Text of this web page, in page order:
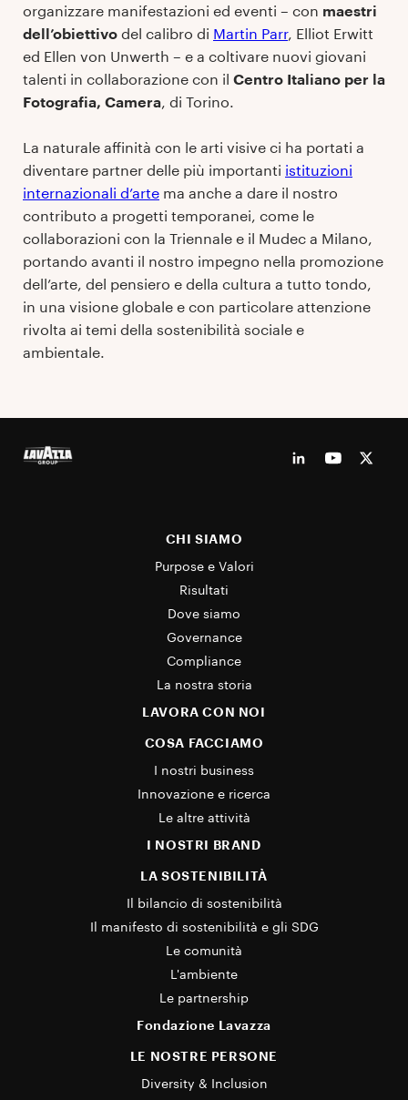
organizzare manifestazioni ed eventi – con maestri
dell’obiettivo del calibro di Martin Parr, Elliot Erwitt
ed Ellen von Unwerth – e a coltivare nuovi giovani
talenti in collaborazione con il Centro Italiano per la
Fotografia, Camera, di Torino.
La naturale affinità con le arti visive ci ha portati a
diventare partner delle più importanti istituzioni
internazionali d’arte ma anche a dare il nostro
contributo a progetti temporanei, come le
collaborazioni con la Triennale e il Mudec a Milano,
portando avanti il nostro impegno nella promozione
dell’arte, del pensiero e della cultura a tutto tondo,
in una visione globale e con particolare attenzione
rivolta ai temi della sostenibilità sociale e
ambientale.
CHI SIAMO
Purpose e Valori
Risultati
Dove siamo
Governance
Compliance
La nostra storia
LAVORA CON NOI
COSA FACCIAMO
I nostri business
Innovazione e ricerca
Le altre attività
I NOSTRI BRAND
LA SOSTENIBILITÀ
Il bilancio di sostenibilità
Il manifesto di sostenibilità e gli SDG
Le comunità
L'ambiente
Le partnership
Fondazione Lavazza
LE NOSTRE PERSONE
Diversity & Inclusion